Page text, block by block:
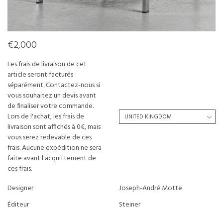
€2,000
Les frais de livraison de cet
article seront facturés
séparément. Contactez-nous si
vous souhaitez un devis avant
de finaliser votre commande.
Lors de l'achat, les frais de
livraison sont affichés à 0€, mais
vous serez redevable de ces
frais. Aucune expédition ne sera
faite avant l'acquittement de
ces frais.
Designer
Joseph-André Motte
Éditeur
Steiner